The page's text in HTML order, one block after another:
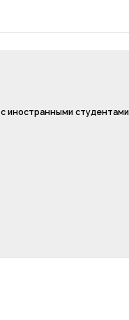
иностранными студентами